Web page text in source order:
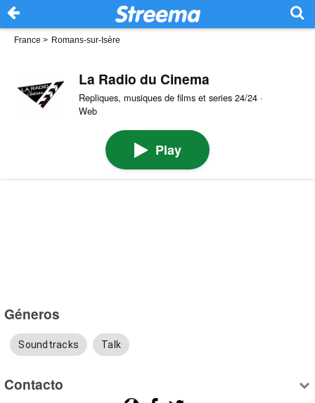
France > Romans-sur-Isère
La Radio du Cinema
Repliques, musiques de films et series 24/24 ·
Web
Play
Géneros
Soundtracks Talk
Contacto